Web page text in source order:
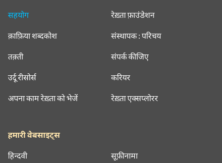
सहयोग
क़ाफ़िया शब्दकोश
तक़्ती
उर्दू रीसोर्स
अपना काम रेख़्ता को भेजें
रेख़्ता फ़ाउंडेशन
संस्थापक : परिचय
संपर्क कीजिए
करियर
रेख़्ता एक्सप्लोरर
हमारी वेबसाइट्स
हिन्दवी सूफ़ीनामा